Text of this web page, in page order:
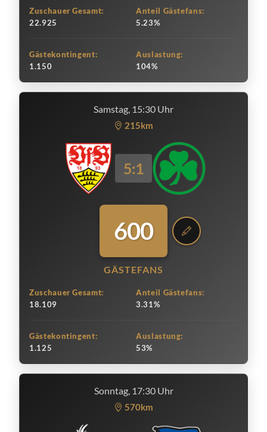
Zuschauer Gesamt:
22.925
Anteil Gästefans:
5.23%
Gästekontingent:
1.150
Auslastung:
104%
Samstag, 15:30 Uhr
215km
5:1
600
GÄSTEFANS
Zuschauer Gesamt:
18.109
Anteil Gästefans:
3.31%
Gästekontingent:
1.125
Auslastung:
53%
Sonntag, 17:30 Uhr
570km